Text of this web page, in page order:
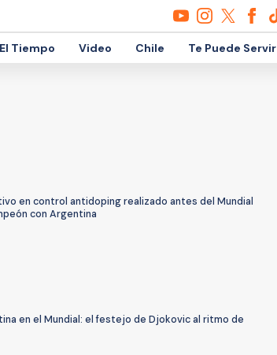
El Tiempo Video Chile Te Puede Servir
en control antidoping realizado antes del Mundial
con Argentina
en el Mundial: el festejo de Djokovic al ritmo de